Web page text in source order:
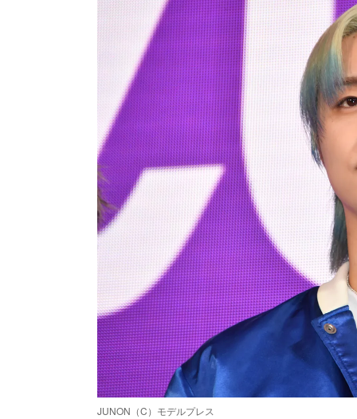
JUNON（C）モデルプレス